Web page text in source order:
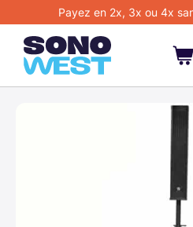
Payez en 2x, 3x ou 4x